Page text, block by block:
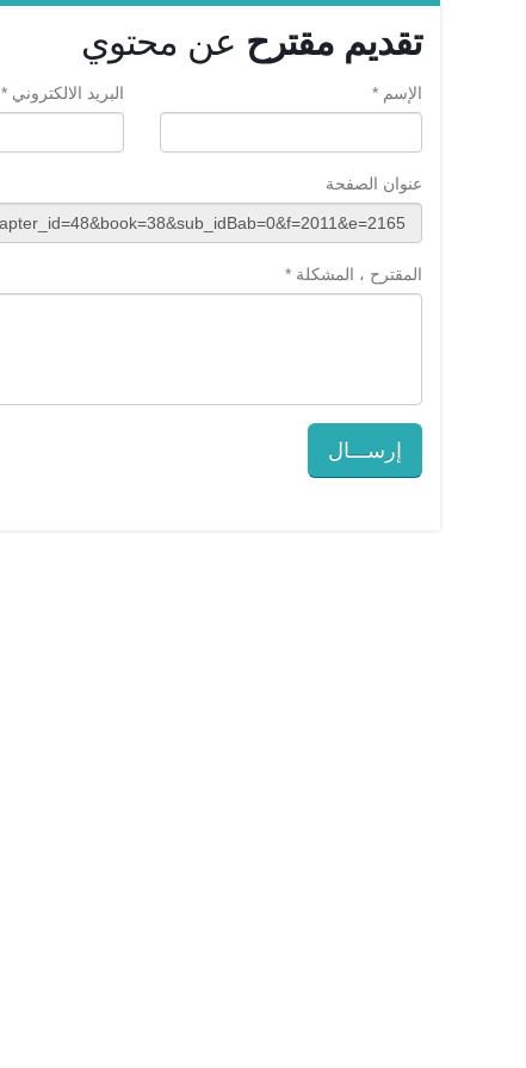
تقديم مقترح عن محتوي
الإسم * البريد الالكتروني *
عنوان الصفحة
المقترح ، المشكلة *